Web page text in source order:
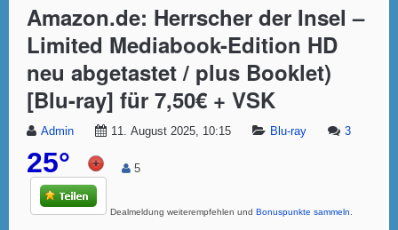
Amazon.de: Herrscher der Insel –
Limited Mediabook-Edition HD
neu abgetastet / plus Booklet)
[Blu-ray] für 7,50€ + VSK
Admin 11. August 2025, 10:15 Blu-ray 3
25° 5
Dealmeldung weiterempfehlen und Bonuspunkte sammeln